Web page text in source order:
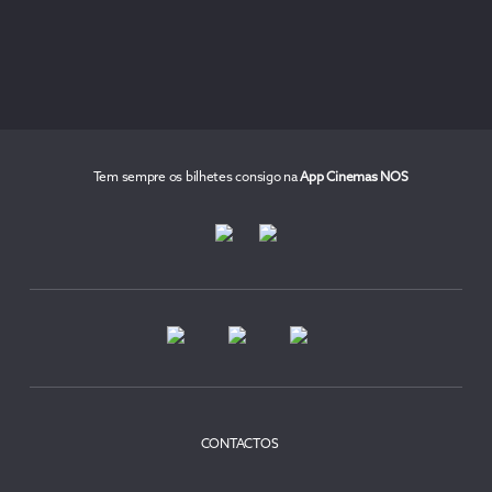
Tem sempre os bilhetes consigo naApp Cinemas NOS
CONTACTOS